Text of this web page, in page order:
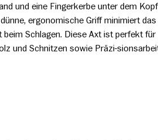
und eine Fingerkerbe unter dem
ergonomische Griff minimiert das
Schlagen. Diese Axt ist perfekt für
und Schnitzen sowie Präzi-
schwedischem Qualitäts-stahl